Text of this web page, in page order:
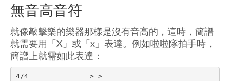
無音高音符
就像敲擊樂的樂器那樣是沒有音高的，這時，簡譜
就需要用「X」或「x」表達。例如啦啦隊拍手時，
簡譜上就需如此表達：
4/4               > >